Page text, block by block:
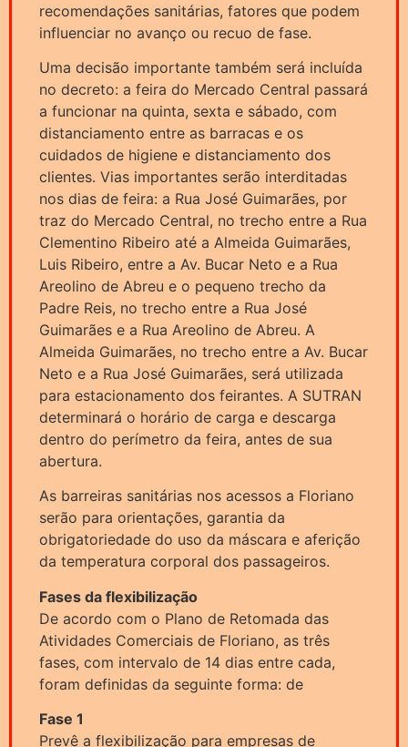
recomendações sanitárias, fatores que podem
influenciar no avanço ou recuo de fase.
Uma decisão importante também será incluída
no decreto: a feira do Mercado Central passará
a funcionar na quinta, sexta e sábado, com
distanciamento entre as barracas e os
cuidados de higiene e distanciamento dos
clientes. Vias importantes serão interditadas
nos dias de feira: a Rua José Guimarães, por
traz do Mercado Central, no trecho entre a Rua
Clementino Ribeiro até a Almeida Guimarães,
Luis Ribeiro, entre a Av. Bucar Neto e a Rua
Areolino de Abreu e o pequeno trecho da
Padre Reis, no trecho entre a Rua José
Guimarães e a Rua Areolino de Abreu. A
Almeida Guimarães, no trecho entre a Av. Bucar
Neto e a Rua José Guimarães, será utilizada
para estacionamento dos feirantes. A SUTRAN
determinará o horário de carga e descarga
dentro do perímetro da feira, antes de sua
abertura.
As barreiras sanitárias nos acessos a Floriano
serão para orientações, garantia da
obrigatoriedade do uso da máscara e aferição
da temperatura corporal dos passageiros.
Fases da flexibilização
De acordo com o Plano de Retomada das
Atividades Comerciais de Floriano, as três
fases, com intervalo de 14 dias entre cada,
foram definidas da seguinte forma: de
Fase 1
Prevê a flexibilização para empresas de